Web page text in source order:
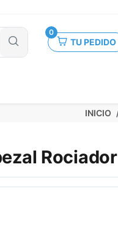
0
TU PEDIDO
INICIO
Rociador